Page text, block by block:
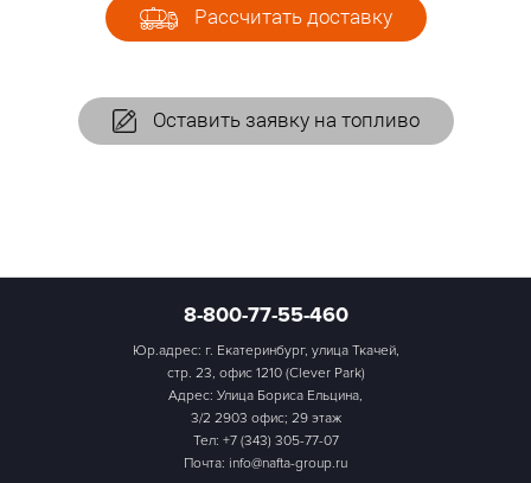
Рассчитать доставку
Оставить заявку на топливо
8-800-77-55-460
Юр.адрес: г. Екатеринбург, улица Ткачей,
стр. 23, офис 1210 (Clever Park)
Адрес: Улица Бориса Ельцина,
3/2 2903 офис; 29 этаж
Тел: +7 (343) 305-77-07
Почта: info@nafta-group.ru